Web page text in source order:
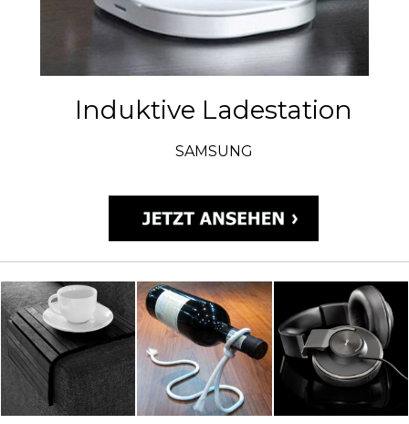
Induktive Ladestation
SAMSUNG